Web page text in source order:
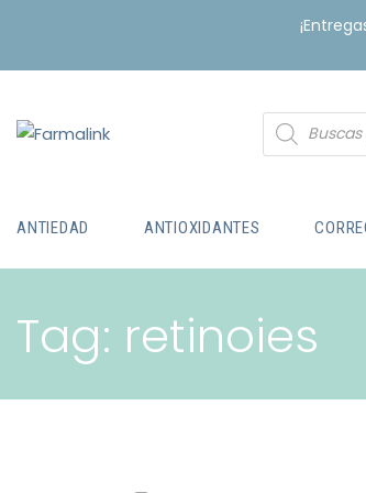
ANTIEDAD ANTIOXIDANTES
Tag: retinoies